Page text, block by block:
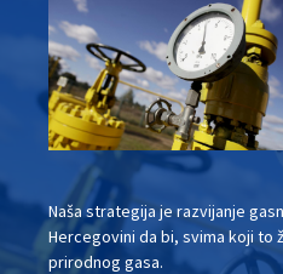
Naša strategija je razvijanje
Hercegovini da bi, svima koji to
prirodnog gasa.